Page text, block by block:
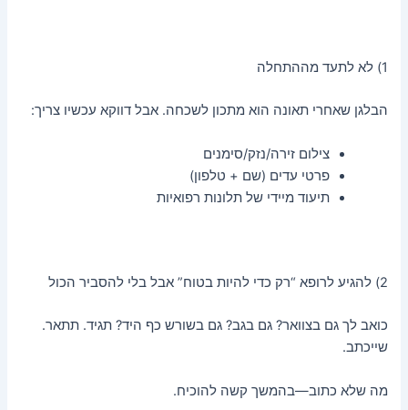
1) לא לתעד מההתחלה
הבלגן שאחרי תאונה הוא מתכון לשכחה. אבל דווקא עכשיו צריך:
צילום זירה/נזק/סימנים
פרטי עדים (שם + טלפון)
תיעוד מיידי של תלונות רפואיות
2) להגיע לרופא “רק כדי להיות בטוח” אבל בלי להסביר הכול
כואב לך גם בצוואר? גם בגב? גם בשורש כף היד? תגיד. תתאר.
שייכתב.
מה שלא כתוב—בהמשך קשה להוכיח.